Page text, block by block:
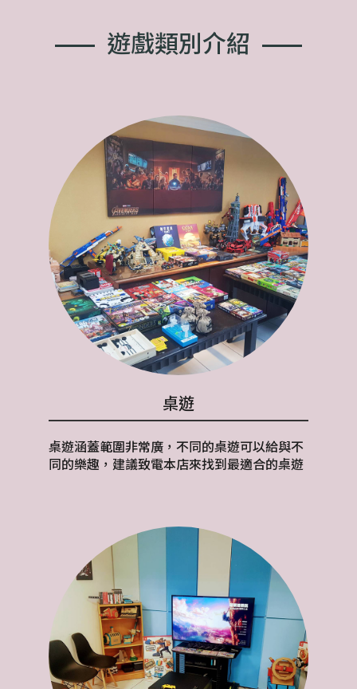
遊戲類別介紹
桌遊
桌遊涵蓋範圍非常廣，不同的桌遊可以給與不
同的樂趣，建議致電本店來找到最適合的桌遊